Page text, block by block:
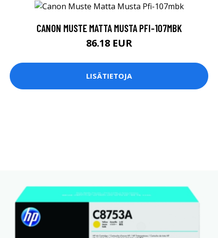
CANON MUSTE MATTA MUSTA PFI-107MBK
86.18 EUR
LISÄTIETOJA